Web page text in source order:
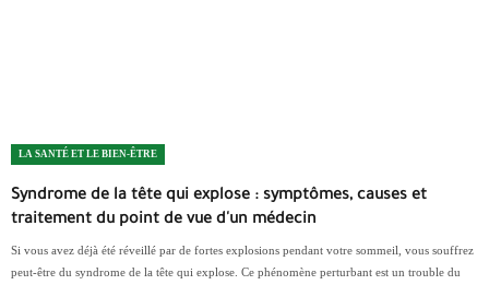
LA SANTÉ ET LE BIEN-ÊTRE
Syndrome de la tête qui explose : symptômes, causes et
traitement du point de vue d'un médecin
Si vous avez déjà été réveillé par de fortes explosions pendant votre sommeil, vous souffrez
peut-être du syndrome de la tête qui explose. Ce phénomène perturbant est un trouble du